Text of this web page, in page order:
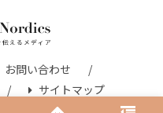
お問い合わせ
サイトマップ